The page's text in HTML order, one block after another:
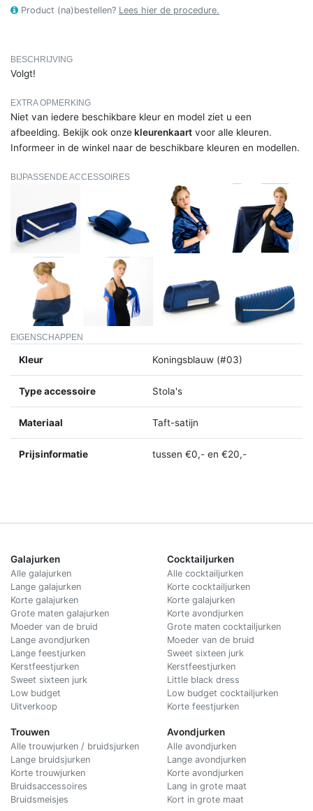
Product (na)bestellen? Lees hier de procedure.
BESCHRIJVING
Volgt!
EXTRA OPMERKING
Niet van iedere beschikbare kleur en model ziet u een
afbeelding. Bekijk ook onzekleurenkaart voor alle kleuren.
Informeer in de winkel naar de beschikbare kleuren en modellen.
BIJPASSENDE ACCESSOIRES
EIGENSCHAPPEN
Kleur Koningsblauw (#03)
Type accessoire Stola's
Materiaal Taft-satijn
Prijsinformatie tussen €0,- en €20,-
Galajurken
Alle galajurken
Lange galajurken
Korte galajurken
Grote maten galajurken
Moeder van de bruid
Lange avondjurken
Lange feestjurken
Kerstfeestjurken
Sweet sixteen jurk
Low budget
Uitverkoop
Trouwen
Alle trouwjurken / bruidsjurken
Lange bruidsjurken
Korte trouwjurken
Bruidsaccessoires
Bruidsmeisjes
Cocktailjurken
Alle cocktailjurken
Korte cocktailjurken
Korte galajurken
Korte avondjurken
Grote maten cocktailjurken
Moeder van de bruid
Sweet sixteen jurk
Kerstfeestjurken
Little black dress
Low budget cocktailjurken
Korte feestjurken
Avondjurken
Alle avondjurken
Lange avondjurken
Korte avondjurken
Lang in grote maat
Kort in grote maat